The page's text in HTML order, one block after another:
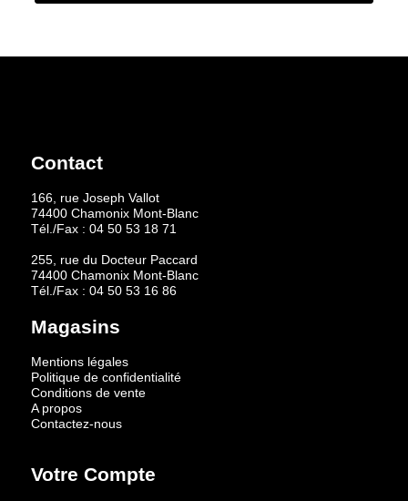
Contact
166, rue Joseph Vallot
74400 Chamonix Mont-Blanc
Tél./Fax : 04 50 53 18 71
255, rue du Docteur Paccard
74400 Chamonix Mont-Blanc
Tél./Fax : 04 50 53 16 86
Magasins
Mentions légales
Politique de confidentialité
Conditions de vente
A propos
Contactez-nous
Votre Compte